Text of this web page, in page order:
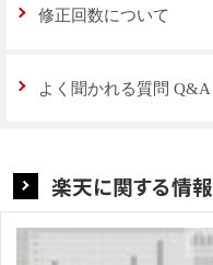
修正回数について
よく聞かれる質問 Q&A
楽天に関する情報